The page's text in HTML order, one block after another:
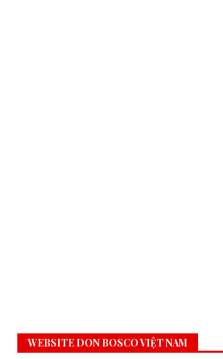
WEBSITE DON BOSCO VIỆT NAM